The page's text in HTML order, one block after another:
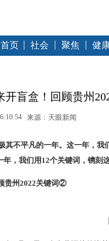
页 社会 聚焦 健
开盲盒！回顾贵州
来源：天眼新闻
其不平凡的一年。这一年，
年，我们用12个关键词，镌刻
贵州2022关键词②